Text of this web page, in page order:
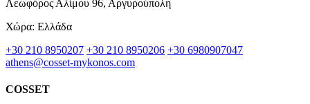
Λεωφόρος Αλίμου 96, Αργυρούπολη
Χώρα: Ελλάδα
+30 210 8950207 +30 210 8950206 +30 6980907047
athens@cosset-mykonos.com
COSSET